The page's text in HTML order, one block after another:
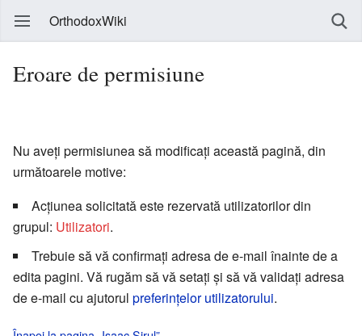
OrthodoxWiki
Eroare de permisiune
Nu aveți permisiunea să modificați această pagină, din
următoarele motive:
Acțiunea solicitată este rezervată utilizatorilor din
grupul: Utilizatori.
Trebuie să vă confirmați adresa de e-mail înainte de a
edita pagini. Vă rugăm să vă setați și să vă validați adresa
de e-mail cu ajutorul preferințelor utilizatorului.